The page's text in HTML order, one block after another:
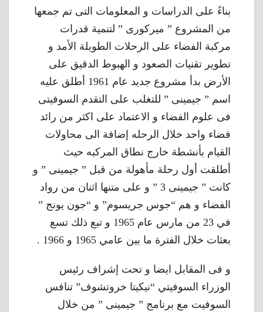
بناءً على الدراسات و المعلومات التى تم جمعها
من المشروع ” ميركورى ” لتنمية قدرات
مركبة الفضاء على الرحلات الطويلة الأمد و
تطوير تقنيات الصعود و الهبوط الدقيق على
الأرض بدأ مشروع جديد عام 1961 أطلق عليه
اسم ” جيمينى ” للتغلب على التقدم السوفيتى
فى علوم الفضاء و الاعتماد على اكثر من رائد
فضاء واحد خلال الرحله إضافة الى محاولات
القيام بأنشطة خارج نطاق المركبه حيث
أطلقت أول رحلة مأهولة من قبل ” جيمينى ” و
كانت ” جيمينى 3 ” و على متنها اثنان من رواد
الفضاء و هم “جوس جريسوم” و “جون يونج ”
في 23 من مارس عام 1965 و تبع ذلك تسع
بعثات خلال الفترة ما بين عامي 1965 و 1966 .
و فى المقابل ايضا و تحت إشراف رئيس
الوزراء السوفيتي “نيكيتا خروتشوف” تنافس
السوفيت مع برنامج ” جيمينى ” من خلال